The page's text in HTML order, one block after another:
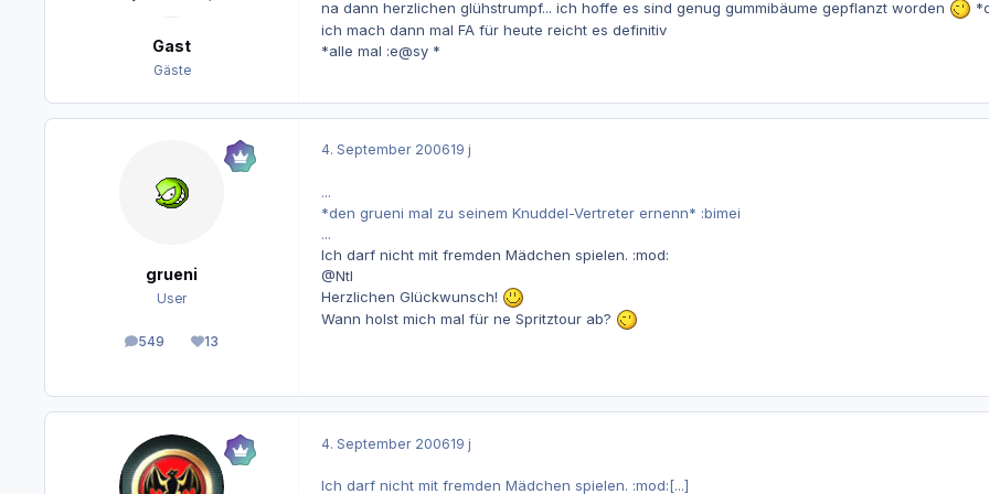
Gast
Gäste
na dann herzlichen glühstrumpf... ich hoffe es sind genug gummibäume gepflanzt worden
ich mach dann mal FA für heute reicht es definitiv
*alle mal :e@sy *
grueni
User
549
Beiträge 13
Reputation
4. September 200619 j
...
*den grueni mal zu seinem Knuddel-Vertreter ernenn* :bimei
...
Ich darf nicht mit fremden Mädchen spielen. :mod:
@Ntl
Herzlichen Glückwunsch!
Wann holst mich mal für ne Spritztour ab?
4. September 200619 j
Ich darf nicht mit fremden Mädchen spielen. :mod:[...]